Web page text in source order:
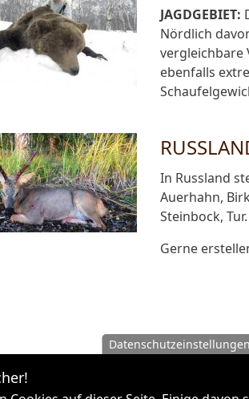
JAGDGEBIET:
Nördlich
vergleichbare
ebenfalls
In Russland
Auerhahn,
Steinbock, Tur.
Gerne
Datenschutzeinstellungen